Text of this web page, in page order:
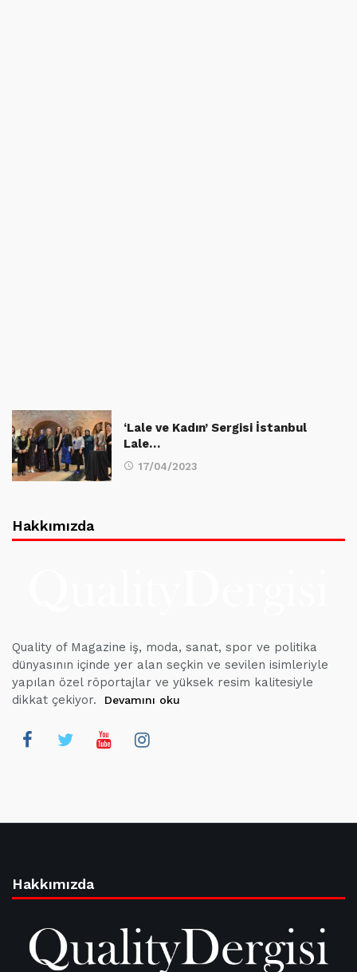
‘Lale ve Kadın’ Sergisi İstanbul
Lale…
17/04/2023
Hakkımızda
Quality of Magazine iş, moda, sanat, spor ve politika
dünyasının içinde yer alan seçkin ve sevilen isimleriyle
yapılan özel röportajlar ve yüksek resim kalitesiyle
dikkat çekiyor.
Devamını oku
Hakkımızda